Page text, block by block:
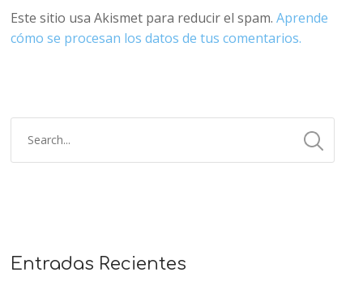
Este sitio usa Akismet para reducir el spam.Aprende
cómo se procesan los datos de tus comentarios.
Entradas Recientes